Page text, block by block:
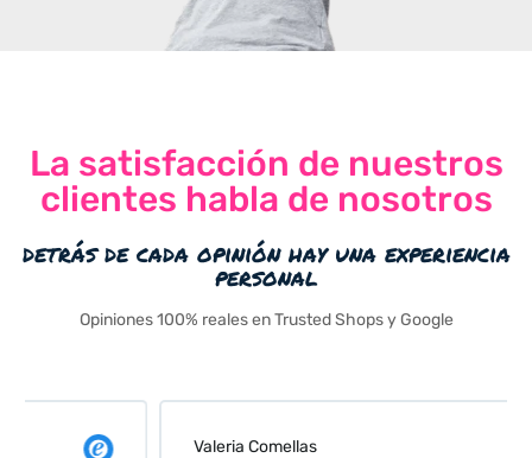
La satisfacción de nuestros
clientes habla de nosotros
detrás de cada opinión hay una experiencia
personal
Opiniones 100% reales en Trusted Shops y Google
Valeria Comellas